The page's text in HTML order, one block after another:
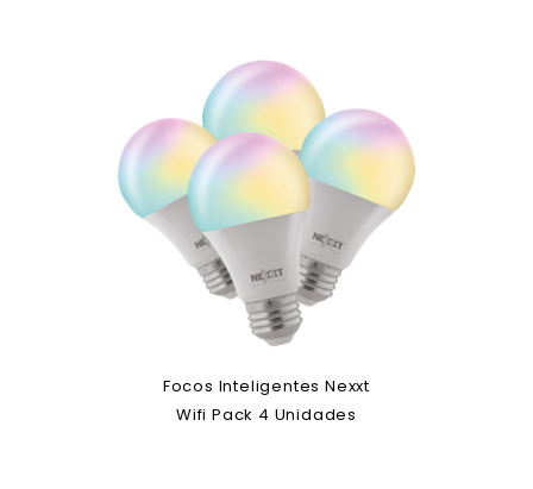
Focos Inteligentes Nexxt
Wifi Pack 4 Unidades